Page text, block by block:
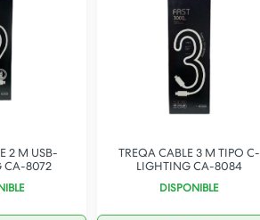
2 M USB-
CA-8072
TREQA CABLE 3 M TIPO C-
LIGHTING CA-8084
DISPONIBLE